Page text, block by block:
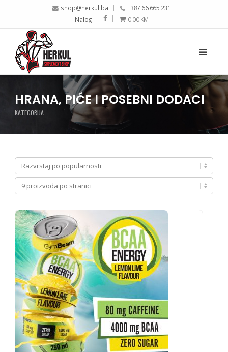
shop@herkul.ba
+387 66 665 231
Nalog
0.00KM
HRANA, PIĆE I POSEBNI DODACI
KATEGORIJA